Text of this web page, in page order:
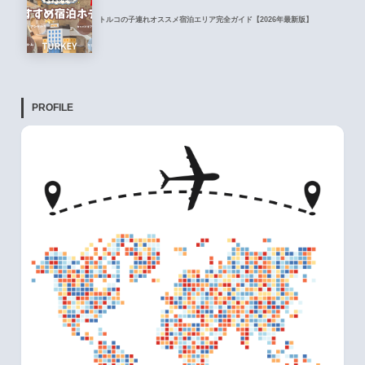
トルコの子連れオススメ宿泊エリア完全ガイド【2026年最新版】
PROFILE